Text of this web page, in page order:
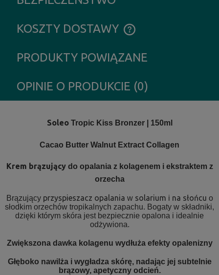
KOSZTY DOSTAWY
CENA NIE ZAWIERA EWENTUALNYCH KOSZTÓW PŁATNOŚCI
PRODUKTY POWIĄZANE
OPINIE O PRODUKCIE (0)
SoleoTropic Kiss Bronzer | 150ml
Cacao Butter Walnut Extract Collagen
Krem brązującydo opalania z kolagenem i ekstraktem z
orzecha
Brązujący przyspieszacz opalania w solarium i na słońcu o
słodkim orzechów tropikalnych zapachu. Bogaty w składniki,
dzięki którym skóra jest bezpiecznie opalona i idealnie
odżywiona.
Zwiększona dawka kolagenu wydłuża efekty opalenizny
Głęboko nawilża i wygładza skórę, nadając jej subtelnie
brązowy, apetyczny odcień.